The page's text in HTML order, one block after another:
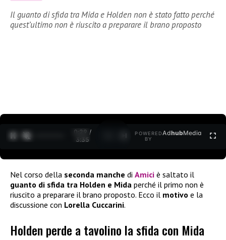
Il guanto di sfida tra Mida e Holden non è stato fatto perché
quest’ultimo non è riuscito a preparare il brano proposto
0:30 /
3:35
POWERED
BY
AdhubMedia
Nel corso della seconda manche di Amici è saltato il
guanto di sfida tra Holden e Mida perché il primo non è
riuscito a preparare il brano proposto. Ecco il motivo e la
discussione con Lorella Cuccarini.
Holden perde a tavolino la sfida con Mida